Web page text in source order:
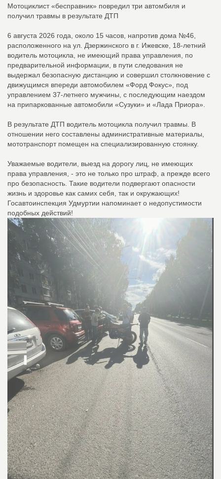
Мотоциклист «бесправник» повредил три автомбиля и
получил травмы в результате ДТП
6 августа 2026 года, около 15 часов, напротив дома №46,
расположенного на ул. Дзержинского в г. Ижевске, 18-летний
водитель мотоцикла, не имеющий права управления, по
предварительной информации, в пути следования не
выдержал безопасную дистанцию и совершил столкновение с
движущимся впереди автомобилем «Форд Фокус», под
управлением 37-летнего мужчины, с последующим наездом
на припаркованные автомобили «Сузуки» и «Лада Приора».
В результате ДТП водитель мотоцикла получил травмы. В
отношении него составлены административные материалы,
мототранспорт помещен на специализированную стоянку.
Уважаемые водители, выезд на дорогу лиц, не имеющих
права управления, - это не только про штраф, а прежде всего
про безопасность. Такие водители подвергают опасности
жизнь и здоровье как самих себя, так и окружающих!
Госавтоинспекция Удмуртии напоминает о недопустимости
подобных действий!